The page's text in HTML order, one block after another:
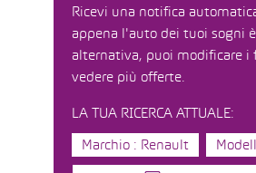
Ricevi una notifica
appena l'auto dei tuoi sogni
alternativa, puoi modificare i
vedere più offerte.
LA TUA RICERCA ATTUALE:
Marchio : Renault